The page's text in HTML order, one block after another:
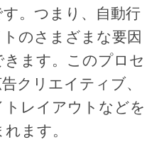
。つまり、自動行
のさまざまな要因
ます。このプロセ
クリエイティブ、
レイアウトなどを
ます。